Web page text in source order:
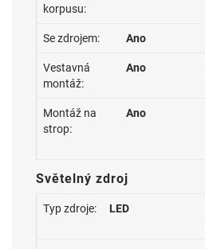
korpusu:
Se zdrojem: Ano
Vestavná
montáž:
Ano
Montáž na
strop:
Ano
Světelný zdroj
Typ zdroje: LED